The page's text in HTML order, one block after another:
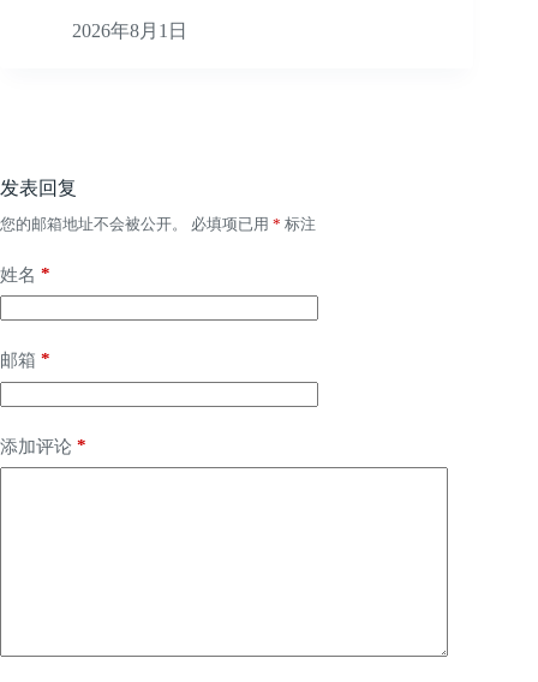
2026年8月1日
发表回复
您的邮箱地址不会被公开。 必填项已用 * 标注
姓名 *
邮箱 *
添加评论 *